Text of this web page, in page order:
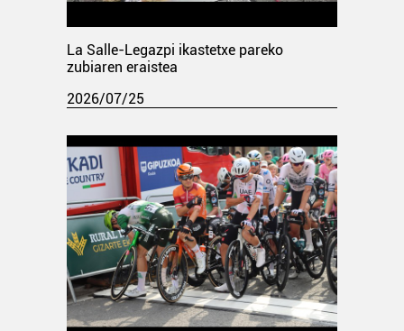
La Salle-Legazpi ikastetxe pareko
zubiaren eraistea
2026/07/25